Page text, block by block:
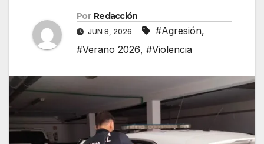
Por Redacción
JUN 8, 2026 #Agresión,
#Verano 2026, #Violencia